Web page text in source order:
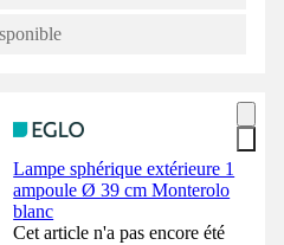
Lampe sphérique extérieure 1
ampoule Ø 39 cm Monterolo
blanc
Cet article n'a pas encore été